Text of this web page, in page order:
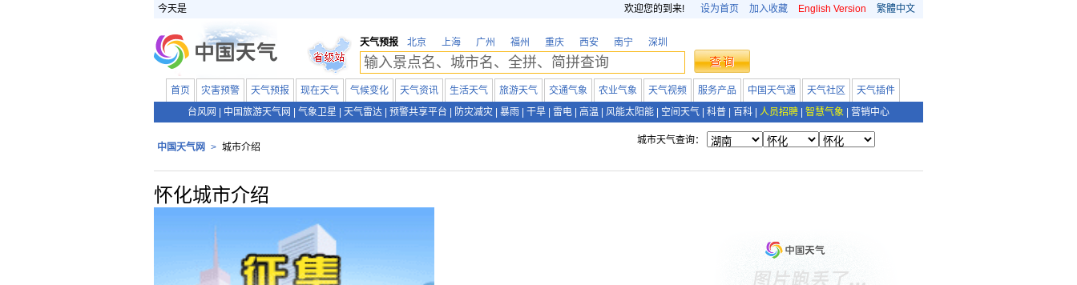
今天是 欢迎您的到来! 设为首页 加入收藏 English Version 繁體中文
天气预报 北京 上海 广州 福州 重庆 西安 南宁 深圳
首页 灾害预警 天气预报 现在天气 气候变化 天气资讯 生活天气 旅游天气 交通气象 农业气象 天气视频 服务产品 中国天气通 天气社区
天气插件
台风网
中国旅游天气网 气象卫星 天气雷达 预警共享平台 防灾减灾 暴雨 干旱 雷电 高温 风能太阳能 空间天气 科普 百科 人员招聘 智慧气象 营销中心
中国天气网 > 城市介绍
城市天气查询：
怀化城市介绍